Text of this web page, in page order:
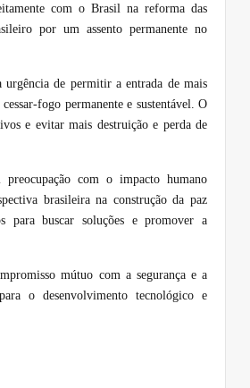
com o Brasil na reforma das
por um assento permanente no
urgência de permitir a entrada de mais
fogo permanente e sustentável. O
e evitar mais destruição e perda de
preocupação com o impacto humano
brasileira na construção da paz
para buscar soluções e promover a
mútuo com a segurança e a
o desenvolvimento tecnológico e